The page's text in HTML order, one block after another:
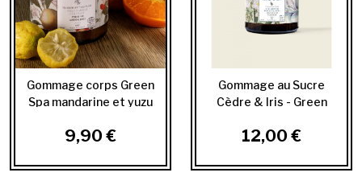
Gommage corps Green
Spa mandarine et yuzu
9,90 €
Gommage au Sucre
Cèdre & Iris - Green
12,00 €